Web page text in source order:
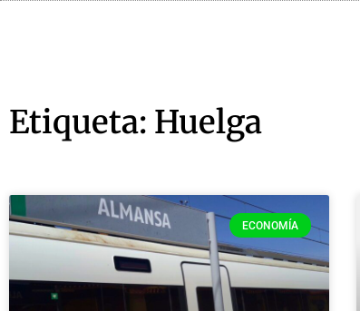
Etiqueta: Huelga
ECONOMÍA